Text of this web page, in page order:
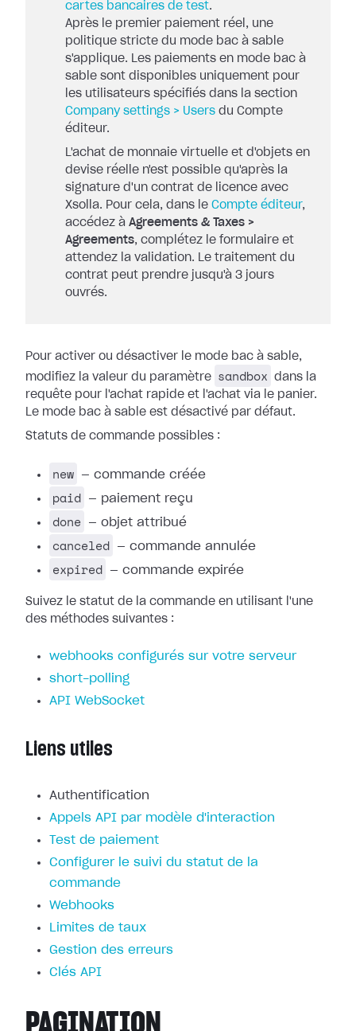
cartes bancaires de test.
Après le premier paiement réel, une
politique stricte du mode bac à sable
s'applique. Les paiements en mode bac à
sable sont disponibles uniquement pour
les utilisateurs spécifiés dans la section
Company settings > Users du Compte
éditeur.
L'achat de monnaie virtuelle et d'objets en
devise réelle n'est possible qu'après la
signature d'un contrat de licence avec
Xsolla. Pour cela, dans le Compte éditeur,
accédez à Agreements & Taxes >
Agreements, complétez le formulaire et
attendez la validation. Le traitement du
contrat peut prendre jusqu'à 3 jours
ouvrés.
Pour activer ou désactiver le mode bac à sable,
modifiez la valeur du paramètre
sandbox
dans la
requête pour l'achat rapide et l'achat via le panier.
Le mode bac à sable est désactivé par défaut.
Statuts de commande possibles :
new — commande créée
paid — paiement reçu
done — objet attribué
canceled — commande annulée
expired — commande expirée
Suivez le statut de la commande en utilisant l'une
des méthodes suivantes :
webhooks configurés sur votre serveur
short-polling
API WebSocket
Liens utiles
Authentification
Appels API par modèle d'interaction
Test de paiement
Configurer le suivi du statut de la
commande
Webhooks
Limites de taux
Gestion des erreurs
Clés API
PAGINATION